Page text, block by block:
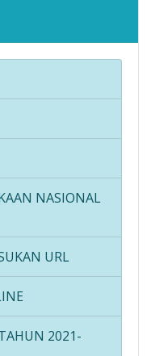
NASIONAL
URL
2021-